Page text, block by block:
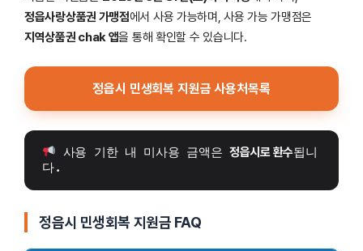
정읍사랑상품권 가맹점에서 사용 가능하며, 사용 가능 가맹점은
지역상품권 chak 앱을 통해 확인할 수 있습니다.
정읍시 민생회복 지원금 사용처목록
사용 기한 내 미사용 금액은 정읍시로 환수됩니
다.
정읍시 민생회복 지원금 FAQ